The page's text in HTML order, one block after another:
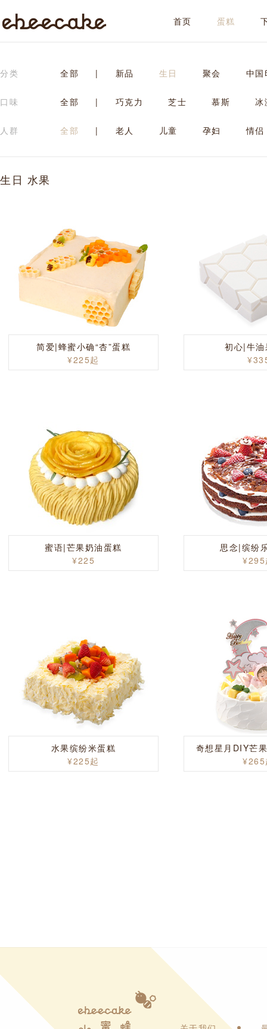
首页 蛋糕
分类 全部 | 新品 生日 聚会 中国
口味 全部 | 巧克力 芝士 慕斯 冰
人群 全部 | 老人 儿童 孕妇 情侣
生日 水果
简爱|蜂蜜小确“杏”蛋糕
¥225起
初心|牛
蜜语|芒果奶油蛋糕
¥225
思念|缤纷
¥295
水果缤纷米蛋糕
¥225起
奇想星月DIY芒
¥265